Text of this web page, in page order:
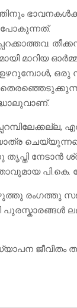
മാറിയ
ഒരു
നേടാന്‍
പി.കെ.
രംഗത്തു
പുരസ്കാരങ്ങൾ
ജീവിതം